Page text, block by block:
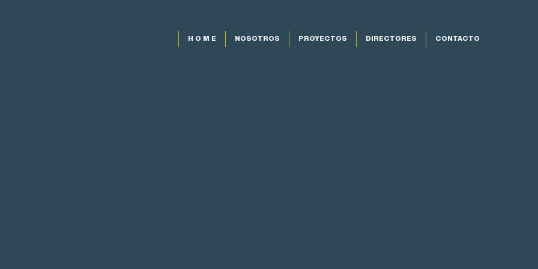
H O M E NOSOTROS PROYECTOS DIRECTORES CONTACTO